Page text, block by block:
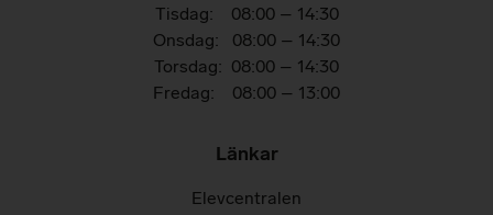
Tisdag: 08:00 – 14:30
Onsdag: 08:00 – 14:30
Torsdag: 08:00 – 14:30
Fredag: 08:00 – 13:00
Länkar
Elevcentralen